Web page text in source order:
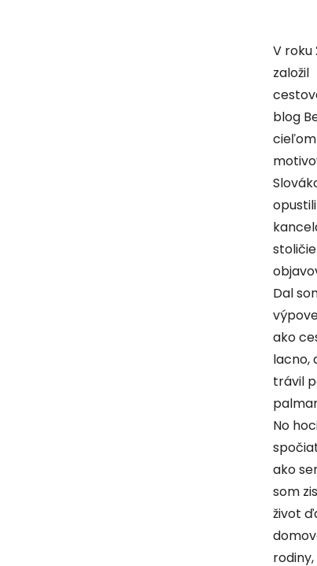
V roku
založil
blog
cieľom
Dal
ako
lacno,
trávil
No
ako
som
život